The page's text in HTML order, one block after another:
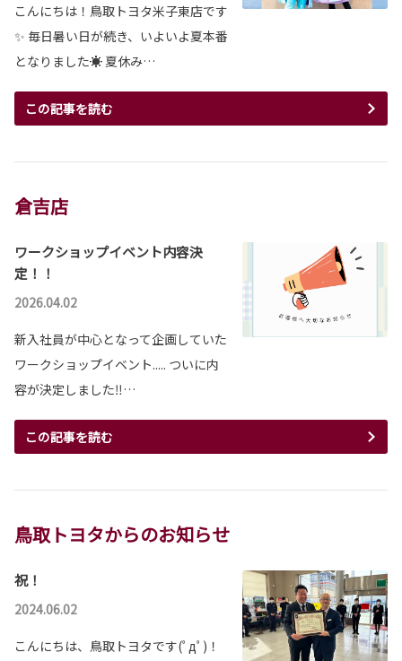
こんにちは！鳥取トヨタ米子東店です
✨ 毎日暑い日が続き、いよいよ夏本番
となりました☀ 夏休み…
この記事を読む
倉吉店
ワークショップイベント内容決
定！！
2026.04.02
新入社員が中心となって企画していた
ワークショップイベント..... ついに内
容が決定しました‼…
この記事を読む
鳥取トヨタからのお知らせ
祝！
2024.06.02
こんにちは、鳥取トヨタです(ﾟдﾟ)！